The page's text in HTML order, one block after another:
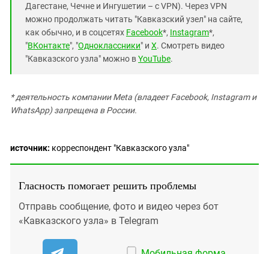
Дагестане, Чечне и Ингушетии – с VPN). Через VPN
можно продолжать читать "Кавказский узел" на сайте,
как обычно, и в соцсетях Facebook*, Instagram*,
"ВКонтакте", "Одноклассники" и X. Смотреть видео
"Кавказского узла" можно вYouTube.
* деятельность компании Meta (владеет Facebook, Instagram и
WhatsApp) запрещена в России.
источник: корреспондент "Кавказского узла"
Гласность помогает решить проблемы
Отправь сообщение, фото и видео через бот
«Кавказского узла» в Telegram